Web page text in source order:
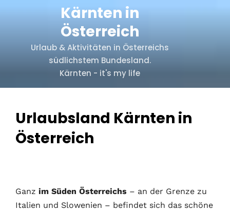
Kärnten in
Österreich
Urlaub & Aktivitäten in Österreichs
südlichstem Bundesland.
Kärnten - it's my life
Urlaubsland Kärnten in
Österreich
Ganz im Süden Österreichs – an der Grenze zu
Italien und Slowenien – befindet sich das schöne